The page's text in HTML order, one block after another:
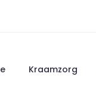
Kraamzorg